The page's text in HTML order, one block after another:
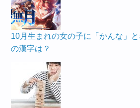
10月生まれの女の子に「かんな」
の漢字は？